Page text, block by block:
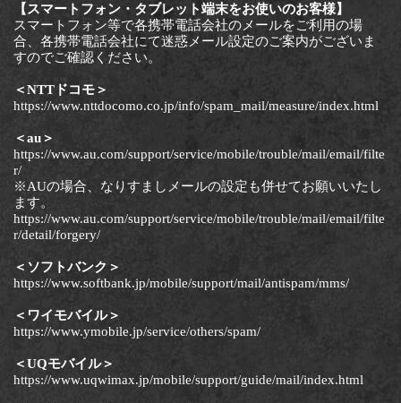
【スマートフォン・タブレット端末をお使いのお客様】
スマートフォン等で各携帯電話会社のメールをご利用の場
合、各携帯電話会社にて迷惑メール設定のご案内がございま
すのでご確認ください。
＜NTTドコモ＞
https://www.nttdocomo.co.jp/info/spam_mail/measure/index.html
＜au＞
https://www.au.com/support/service/mobile/trouble/mail/email/filte
r/
※AUの場合、なりすましメールの設定も併せてお願いいたし
ます。
https://www.au.com/support/service/mobile/trouble/mail/email/filte
r/detail/forgery/
＜ソフトバンク＞
https://www.softbank.jp/mobile/support/mail/antispam/mms/
＜ワイモバイル＞
https://www.ymobile.jp/service/others/spam/
＜UQモバイル＞
https://www.uqwimax.jp/mobile/support/guide/mail/index.html